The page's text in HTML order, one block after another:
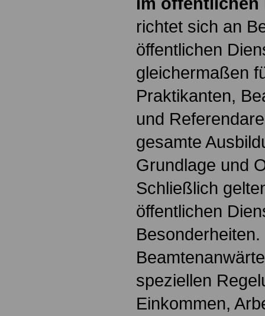
richtet sich an
öffentlichen
gleichermaßen
Praktikanten,
und
gesamte
Grundlage und
Schließlich
öffentlichen
speziellen
Einkommen,